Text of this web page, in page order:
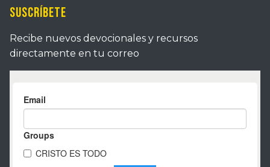
Suscríbete
Recibe nuevos devocionales y recursos
directamente en tu correo